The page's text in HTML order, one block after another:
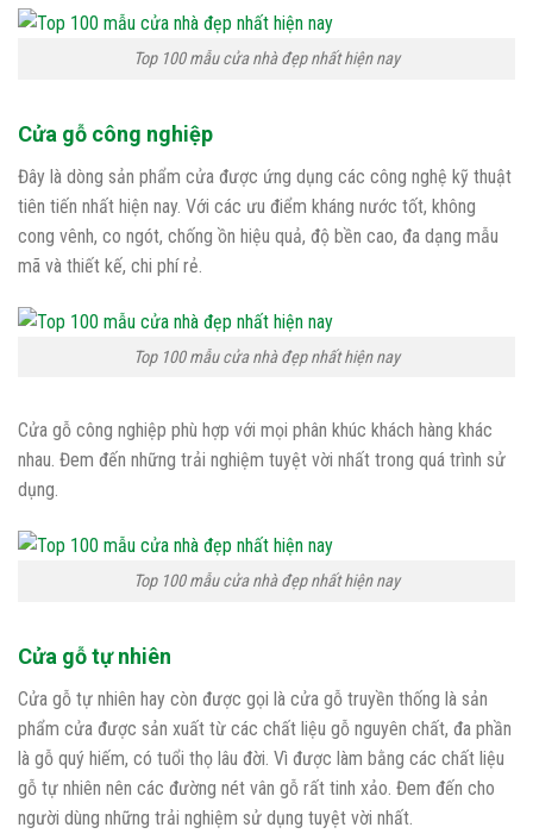
Top 100 mẫu cửa nhà đẹp nhất hiện nay
Cửa gỗ công nghiệp
Đây là dòng sản phẩm cửa được ứng dụng các công nghệ kỹ thuật
tiên tiến nhất hiện nay. Với các ưu điểm kháng nước tốt, không
cong vênh, co ngót, chống ồn hiệu quả, độ bền cao, đa dạng mẫu
mã và thiết kế, chi phí rẻ.
Top 100 mẫu cửa nhà đẹp nhất hiện nay
Cửa gỗ công nghiệp phù hợp với mọi phân khúc khách hàng khác
nhau. Đem đến những trải nghiệm tuyệt vời nhất trong quá trình sử
dụng.
Top 100 mẫu cửa nhà đẹp nhất hiện nay
Cửa gỗ tự nhiên
Cửa gỗ tự nhiên hay còn được gọi là cửa gỗ truyền thống là sản
phẩm cửa được sản xuất từ các chất liệu gỗ nguyên chất, đa phần
là gỗ quý hiếm, có tuổi thọ lâu đời. Vì được làm bằng các chất liệu
gỗ tự nhiên nên các đường nét vân gỗ rất tinh xảo. Đem đến cho
người dùng những trải nghiệm sử dụng tuyệt vời nhất.